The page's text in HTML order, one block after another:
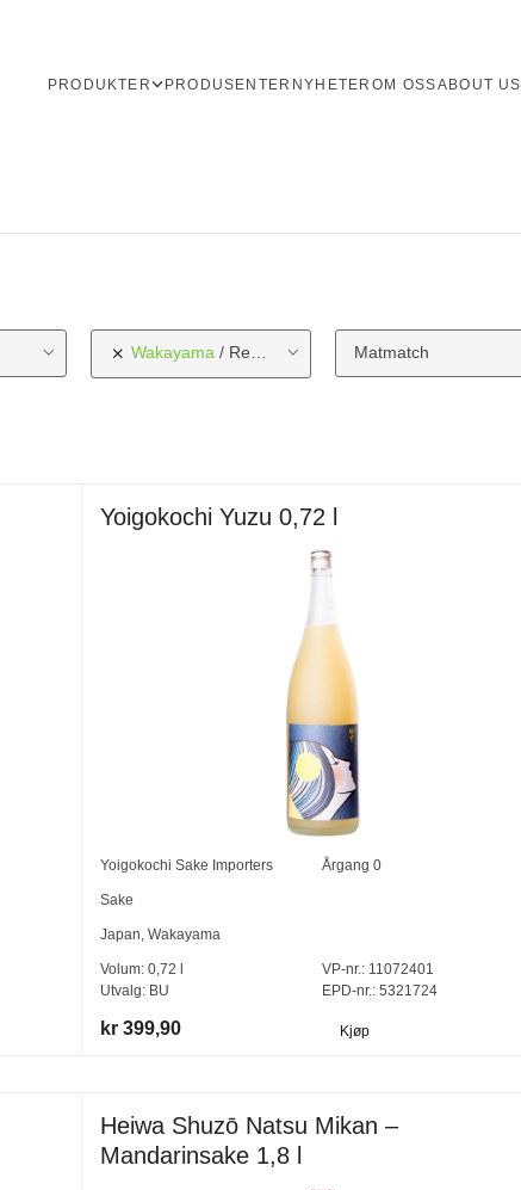
PRODUKTER PRODUSENTER NYHETER OM OSSABOUT US
Wakayama Region Matmatch
Yoigokochi Yuzu 0,72 l
Yoigokochi Sake Importers Årgang0
Sake
Japan,Wakayama
Volum:0,72
Utvalg: BU
VP-nr.: 11072401
EPD-nr.: 5321724
kr 399,90 Kjøp
Heiwa Shuzō Natsu Mikan –
Mandarinsake 1,8 l